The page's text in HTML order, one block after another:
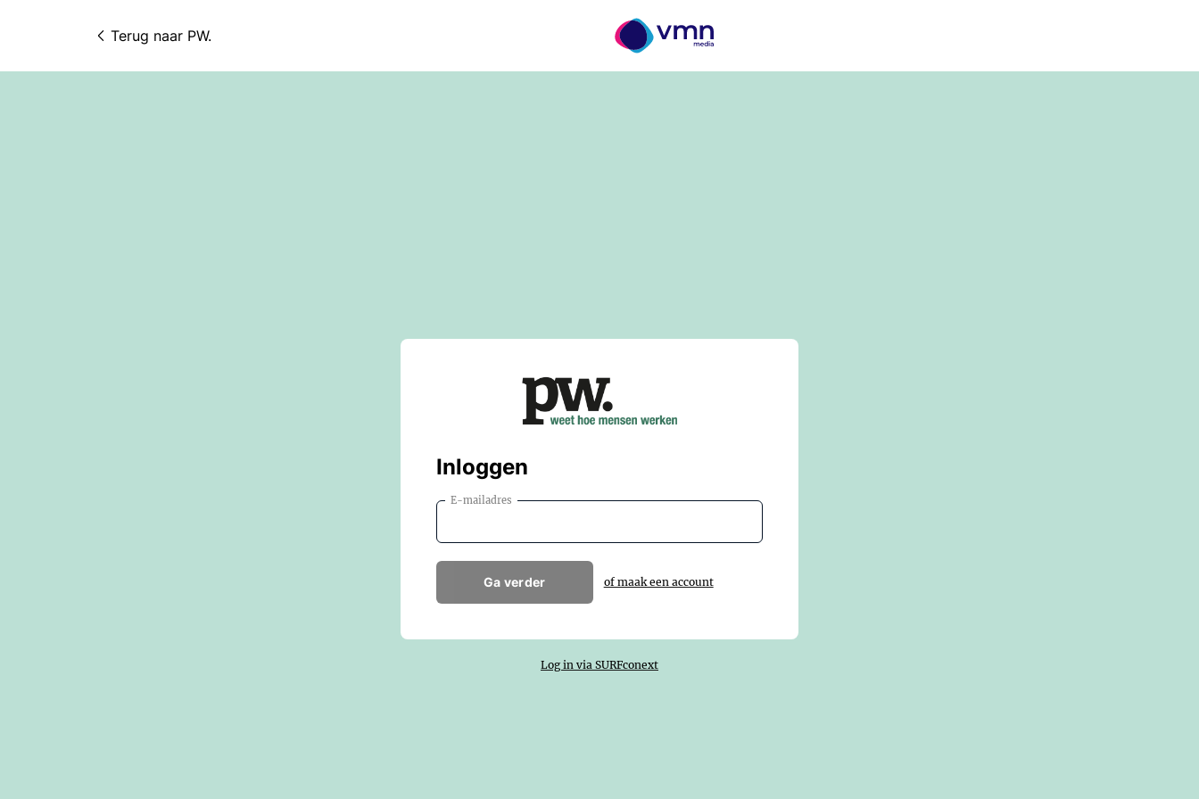
Terug naar PW.
Inloggen
E-mailadres
Ga verder of maak een account
Log in via SURFconext